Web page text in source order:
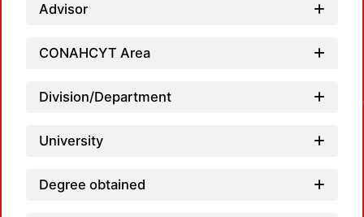
Advisor
CONAHCYT Area
Division/Department
University
Degree obtained